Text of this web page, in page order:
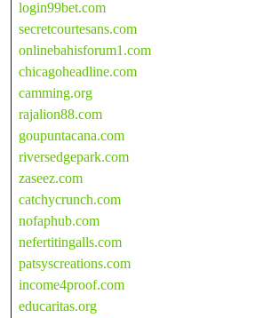
login99bet.com
secretcourtesans.com
onlinebahisforum1.com
chicagoheadline.com
camming.org
rajalion88.com
goupuntacana.com
riversedgepark.com
zaseez.com
catchycrunch.com
nofaphub.com
nefertitingalls.com
patsyscreations.com
income4proof.com
educaritas.org